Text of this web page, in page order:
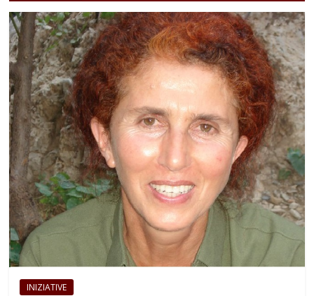
INIZIATIVE